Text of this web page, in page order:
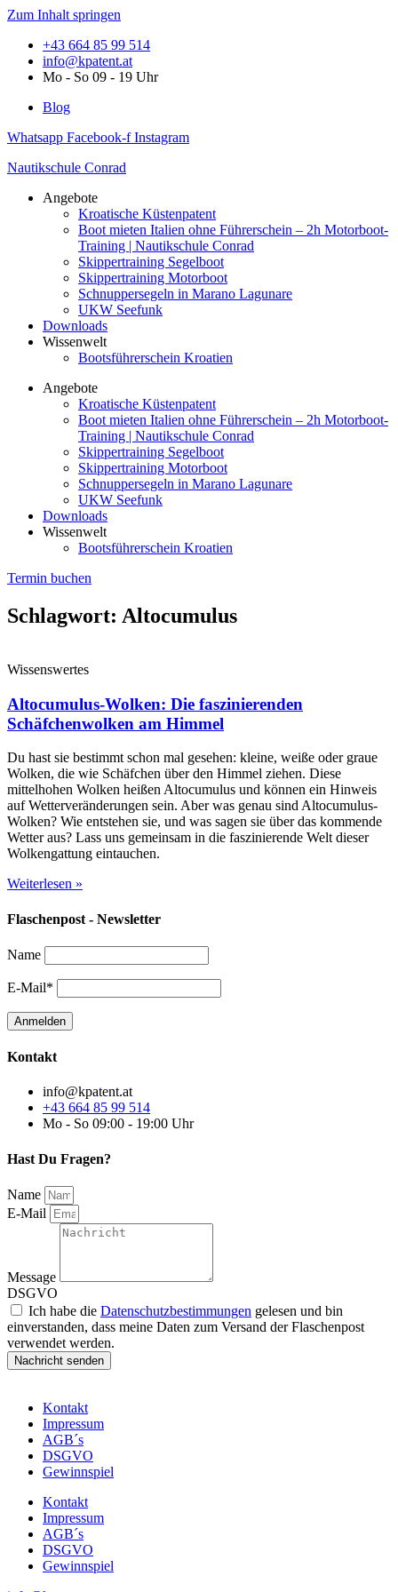
Zum Inhalt springen
+43 664 85 99 514
info@kpatent.at
Mo - So 09 - 19 Uhr
Blog
Whatsapp Facebook-f Instagram
Nautikschule Conrad
Angebote
Kroatische Küstenpatent
Boot mieten Italien ohne Führerschein – 2h Motorboot-
Training | Nautikschule Conrad
Skippertraining Segelboot
Skippertraining Motorboot
Schnuppersegeln in Marano Lagunare
UKW Seefunk
Downloads
Wissenwelt
Bootsführerschein Kroatien
Angebote
Kroatische Küstenpatent
Boot mieten Italien ohne Führerschein – 2h Motorboot-
Training | Nautikschule Conrad
Skippertraining Segelboot
Skippertraining Motorboot
Schnuppersegeln in Marano Lagunare
UKW Seefunk
Downloads
Wissenwelt
Bootsführerschein Kroatien
Termin buchen
Schlagwort: Altocumulus
Wissenswertes
Altocumulus-Wolken: Die faszinierenden
Schäfchenwolken am Himmel
Du hast sie bestimmt schon mal gesehen: kleine, weiße oder graue
Wolken, die wie Schäfchen über den Himmel ziehen. Diese
mittelhohen Wolken heißen Altocumulus und können ein Hinweis
auf Wetterveränderungen sein. Aber was genau sind Altocumulus-
Wolken? Wie entstehen sie, und was sagen sie über das kommende
Wetter aus? Lass uns gemeinsam in die faszinierende Welt dieser
Wolkengattung eintauchen.
Weiterlesen »
Flaschenpost - Newsletter
Name
E-Mail*
Kontakt
info@kpatent.at
+43 664 85 99 514
Mo - So 09:00 - 19:00 Uhr
Hast Du Fragen?
Name
E-Mail
Message
DSGVO
Ich habe die Datenschutzbestimmungen gelesen und bin
einverstanden, dass meine Daten zum Versand der Flaschenpost
verwendet werden.
Nachricht senden
Kontakt
Impressum
AGB´s
DSGVO
Gewinnspiel
Kontakt
Impressum
AGB´s
DSGVO
Gewinnspiel